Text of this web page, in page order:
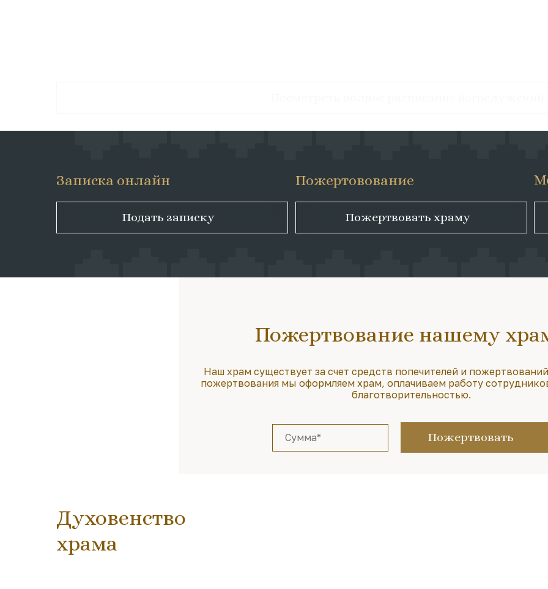
Пожертвовать храму
Подать записку
Пожертовование
Записка онлайн
Пожертвование нашему
Наш храм существует за счет средств попечителей и
пожертвования мы оформляем храм, оплачиваем работу
благотворительностью.
Пожертвовать
Духовенство
храма